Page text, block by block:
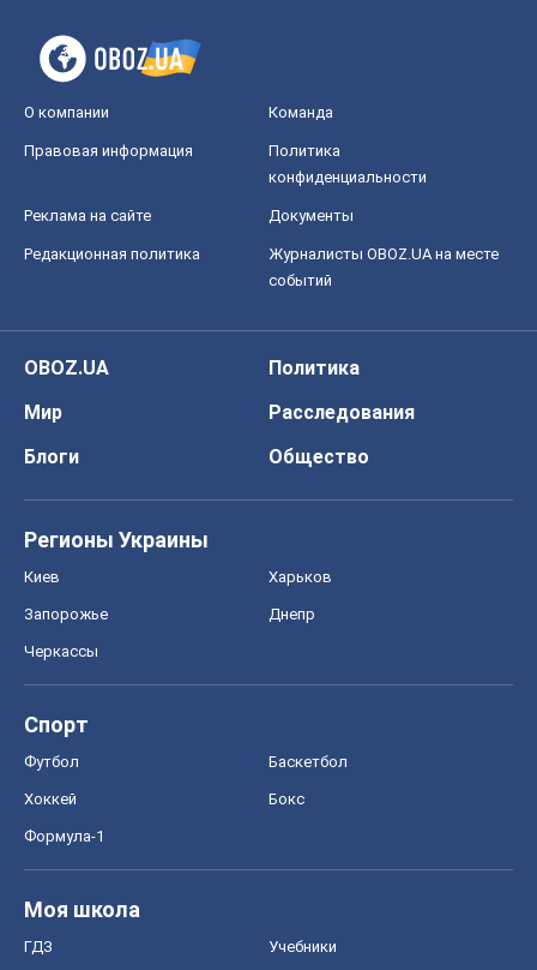
О компании Команда
Правовая информация
Политика
конфиденциальности
Реклама на сайте Документы
Редакционная политика
Журналисты OBOZ.UA на месте
событий
OBOZ.UA
Политика
Мир
Расследования
Блоги
Общество
Регионы Украины
Киев Харьков
Запорожье Днепр
Черкассы
Спорт
Футбол Баскетбол
Хоккей Бокс
Формула-1
Моя школа
ГДЗ Учебники